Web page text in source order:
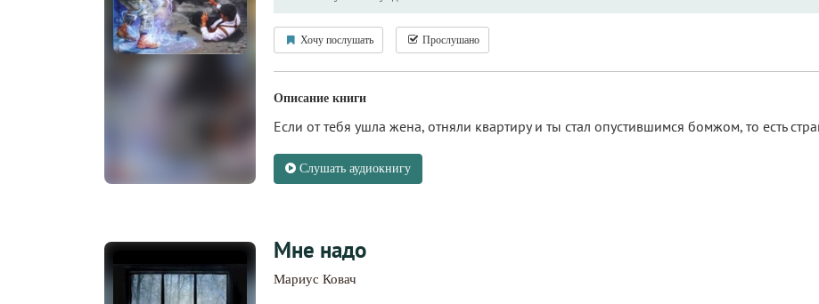
Хочу послушать Прослушано
Описание книги
Если от тебя ушла жена, отняли квартиру и ты стал опустившимся бомжом, то есть
Слушать аудиокнигу
Мне надо
Мариус Ковач